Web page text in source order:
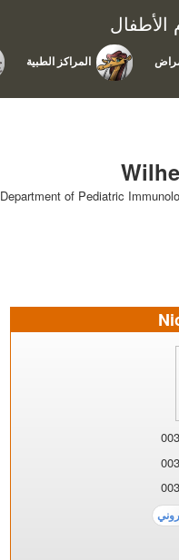
الأطفال
المراكز الطبية
Department of Pediatric